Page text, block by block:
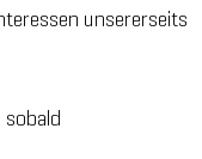
unsererseits